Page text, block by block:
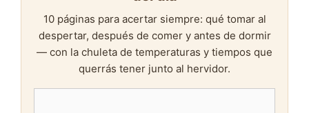
10 páginas para acertar siempre: qué tomar al
despertar, después de comer y antes de dormir
— con la chuleta de temperaturas y tiempos que
querrás tener junto al hervidor.